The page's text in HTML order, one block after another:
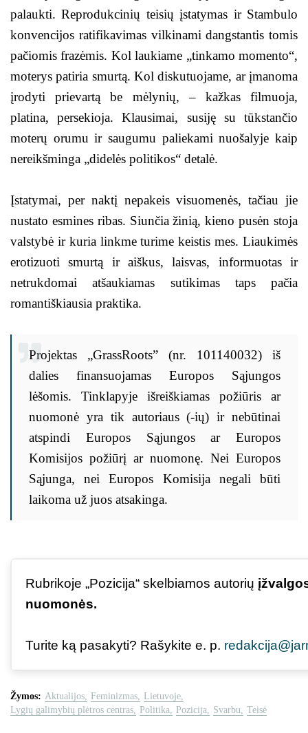
palaukti. Reprodukcinių teisių įstatymas ir Stambulo
konvencijos ratifikavimas vilkinami dangstantis tomis
pačiomis frazėmis. Kol laukiame „tinkamo momento“,
moterys patiria smurtą. Kol diskutuojame, ar įmanoma
įrodyti prievartą be mėlynių, – kažkas filmuoja,
platina, persekioja. Klausimai, susiję su tūkstančio
moterų orumu ir saugumu paliekami nuošalyje kaip
nereikšminga „didelės politikos“ detalė.
Įstatymai, per naktį nepakeis visuomenės, tačiau jie
nustato esmines ribas. Siunčia žinią, kieno pusėn stoja
valstybė ir kuria linkme turime keistis mes. Liaukimės
erotizuoti smurtą ir aiškus, laisvas, informuotas ir
netrukdomai atšaukiamas sutikimas taps pačia
romantiškiausia praktika.
Projektas „GrassRoots” (nr. 101140032) iš
dalies finansuojamas Europos Sąjungos
lėšomis. Tinklapyje išreiškiamas požiūris ar
nuomonė yra tik autoriaus (-ių) ir nebūtinai
atspindi Europos Sąjungos ar Europos
Komisijos požiūrį ar nuomonę. Nei Europos
Sąjunga, nei Europos Komisija negali būti
laikoma už juos atsakinga.
Rubrikoje „Pozicija“ skelbiamos autorių
nuomonės.
Turite ką pasakyti? Rašykite e. p.
Žymos: Aktualijos Feminizmas
Lietuvoje
Lygių galimybių plėtros centras
Politika Pozicija Svarbu Teisė